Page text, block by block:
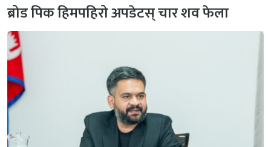
ब्रोड पिक हिमपहिरो अपडेटस् चार शव फेला